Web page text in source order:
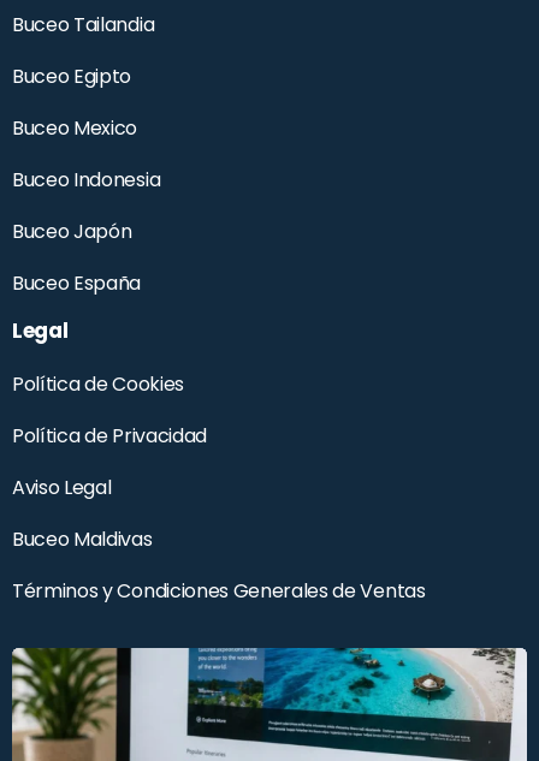
Buceo Tailandia
Buceo Egipto
Buceo Mexico
Buceo Indonesia
Buceo Japón
Buceo España
Legal
Política de Cookies
Política de Privacidad
Aviso Legal
Buceo Maldivas
Términos y Condiciones Generales de Ventas